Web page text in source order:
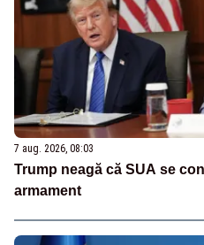
7 aug. 2026, 08:03
Trump neagă că SUA se
armament